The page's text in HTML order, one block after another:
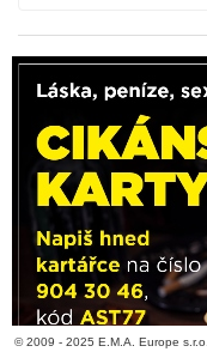
© 2009 - 2025 E.M.A. Europe s.r.o.